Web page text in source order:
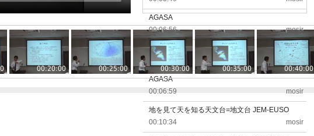
AGASA
00:06:56
mosir
AGASA
00:06:58
mosir
AGASA
00:06:59
mosir
地を見て天を知る天文台=地文台 JEM-EUSO
00:10:34
mosir
00:20:00 00:25:00 00:30:00 00:35:00 00:40:00